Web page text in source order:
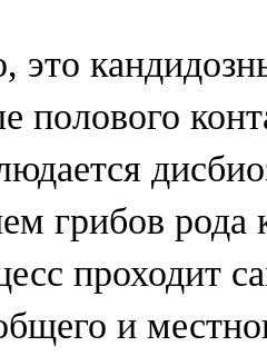
это
полового
грибов
проходит
и